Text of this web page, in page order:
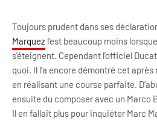
Toujours prudent dans ses
Marquez l’est beaucoup moins
s’éteignent. Cependant l’officiel
quoi. Il l’a encore démontré cet
en réalisant une course parfaite.
ensuite du composer avec un Marco
Il en fallait plus pour inquiéter Marc